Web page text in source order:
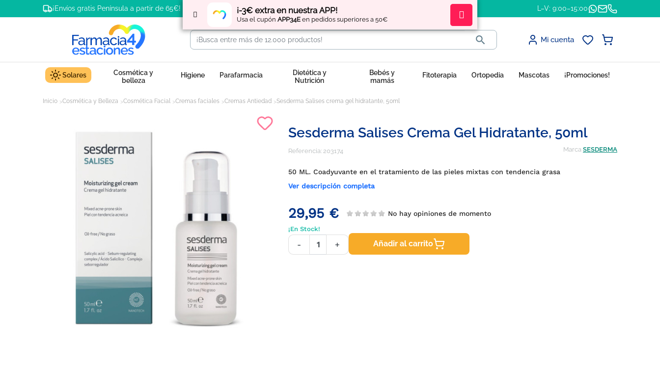
¡-3€ extra en nuestra APP!
Usa el cupón APP34E en pedidos superiores a 50€
¡Envíos gratis Península a partir de 65€! Regístratey obtén L–V: 9:00–15:00
 Mi cuenta
Solares
Cosmética y
belleza
Higiene Parafarmacia
Dietética y
Nutrición
Bebés y
mamás
Fitoterapia Ortopedia Mascotas ¡Promociones!
Inicio Cosmética y Belleza Cosmética Facial Cremas faciales Cremas Antiedad Sesderma Salises crema gel hidratante, 50ml
Sesderma Salises Crema Gel Hidratante, 50ml
Referencia: 203174 Marca SESDERMA
50 ML. Coadyuvante en el tratamiento de las pieles mixtas con tendencia grasa
Ver descripción completa
29,95 € No hay opiniones de momento
¡En Stock!
- + Añadir al carrito